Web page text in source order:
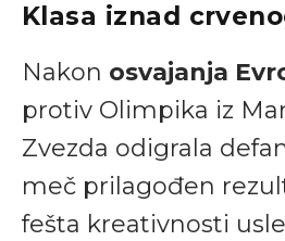
Klasa iznad
Nakon osvajanja
protiv Olimpika iz
Zvezda odigrala
meč prilagođen
fešta kreativnosti